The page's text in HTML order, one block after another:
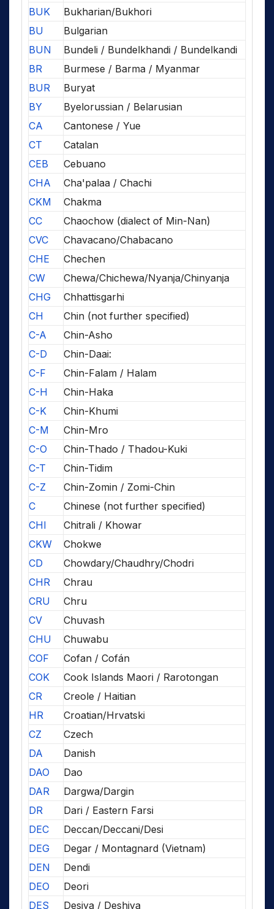
BUK
Bukharian/Bukhori
BU
Bulgarian
BUN
Bundeli / Bundelkhandi / Bundelkandi
BR
Burmese / Barma / Myanmar
BUR
Buryat
BY
Byelorussian / Belarusian
CA
Cantonese / Yue
CT
Catalan
CEB
Cebuano
CHA
Cha'palaa / Chachi
CKM
Chakma
CC
Chaochow (dialect of Min-Nan)
CVC
Chavacano/Chabacano
CHE
Chechen
CW
Chewa/Chichewa/Nyanja/Chinyanja
CHG
Chhattisgarhi
CH
Chin (not further specified)
C-A
Chin-Asho
C-D
Chin-Daai:
C-F
Chin-Falam / Halam
C-H
Chin-Haka
C-K
Chin-Khumi
C-M
Chin-Mro
C-O
Chin-Thado / Thadou-Kuki
C-T
Chin-Tidim
C-Z
Chin-Zomin / Zomi-Chin
C
Chinese (not further specified)
CHI
Chitrali / Khowar
CKW
Chokwe
CD
Chowdary/Chaudhry/Chodri
CHR
Chrau
CRU
Chru
CV
Chuvash
CHU
Chuwabu
COF
Cofan / Cofán
COK
Cook Islands Maori / Rarotongan
CR
Creole / Haitian
HR
Croatian/Hrvatski
CZ
Czech
DA
Danish
DAO
Dao
DAR
Dargwa/Dargin
DR
Dari / Eastern Farsi
DEC
Deccan/Deccani/Desi
DEG
Degar / Montagnard (Vietnam)
DEN
Dendi
DEO
Deori
DES
Desiya / Deshiya